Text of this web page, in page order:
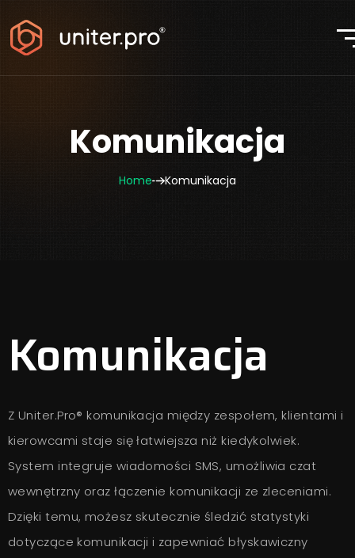
Komunikacja
Home Komunikacja
Komunikacja
Z Uniter.Pro® komunikacja między zespołem, klientami i
kierowcami staje się łatwiejsza niż kiedykolwiek.
System integruje wiadomości SMS, umożliwia czat
wewnętrzny oraz łączenie komunikacji ze zleceniami.
Dzięki temu, możesz skutecznie śledzić statystyki
dotyczące komunikacji i zapewniać błyskawiczny